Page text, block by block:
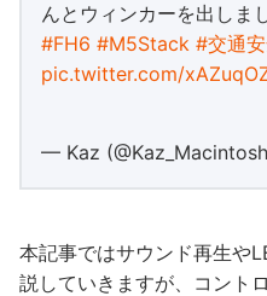
んとウィンカーを出しま
#FH6 #M5Stack #交通
pic.twitter.com/
— Kaz
本記事ではサウンド再生や
説していきますが、コント